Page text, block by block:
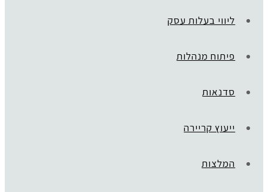
ליווי בעלות עסק
פיתוח מנהלות
סדנאות
ייעוץ קריירה
המלצות